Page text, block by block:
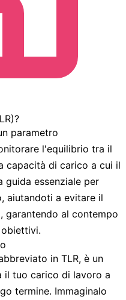
parametro
l'equilibrio tra il
capacità di carico a cui il
guida essenziale per
aiutandoti a evitare il
garantendo al contempo
in TLR, è un
il tuo carico di lavoro a
termine. Immaginalo